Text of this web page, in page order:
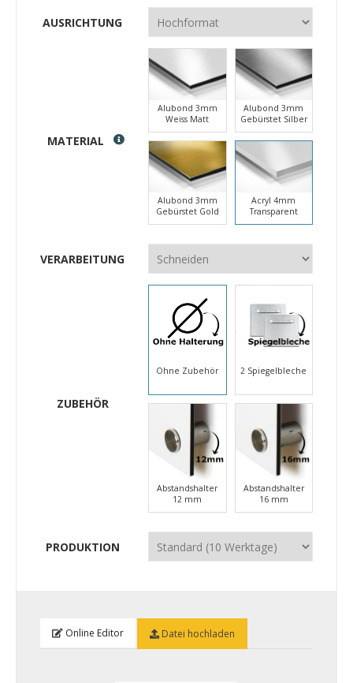
AUSRICHTUNG
MATERIAL
Alubond 3mm
Weiss Matt
Alubond 3mm
Gebürstet Silber
Alubond 3mm
Gebürstet Gold
Acryl 4mm
Transparent
VERARBEITUNG
ZUBEHÖR
Ohne Zubehör 2 Spiegelbleche
Abstandshalter
12 mm
Abstandshalter
16 mm
PRODUKTION
Online Editor Datei hochladen